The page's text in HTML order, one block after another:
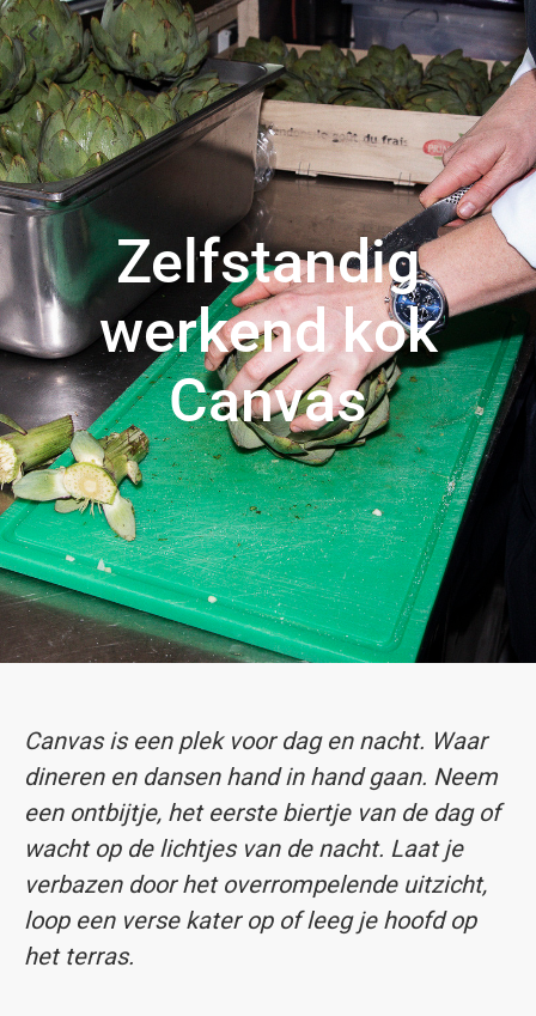
Zelfstandig
werkend kok
Canvas
Canvas is een plek voor dag en nacht. Waar
dineren en dansen hand in hand gaan. Neem
een ontbijtje, het eerste biertje van de dag of
wacht op de lichtjes van de nacht. Laat je
verbazen door het overrompelende uitzicht,
loop een verse kater op of leeg je hoofd op
het terras.